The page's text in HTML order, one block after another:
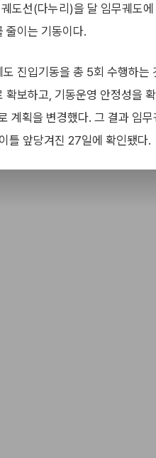
도선(다누리)을 달 임무궤도
줄이는 기동이다.
진입기동을 총 5회 수행하
확보하고, 기동운영 안정성을
계획을 변경했다. 그 결과 임
틀 앞당겨진 27일에 확인됐다.